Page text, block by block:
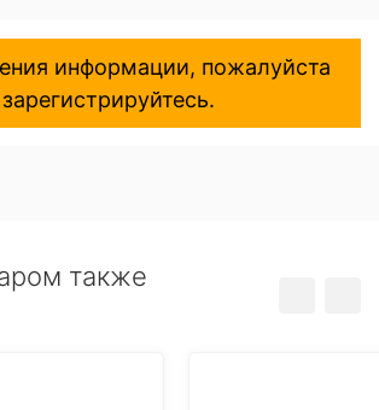
информации, пожалуйста
зарегистрируйтесь.
также